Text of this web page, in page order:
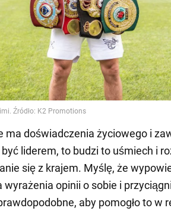
ma doświadczenia życiowego i
liderem, to budzi to uśmiech i
się z krajem. Myślę, że
wyrażenia opinii o sobie i
aby pomogło to w